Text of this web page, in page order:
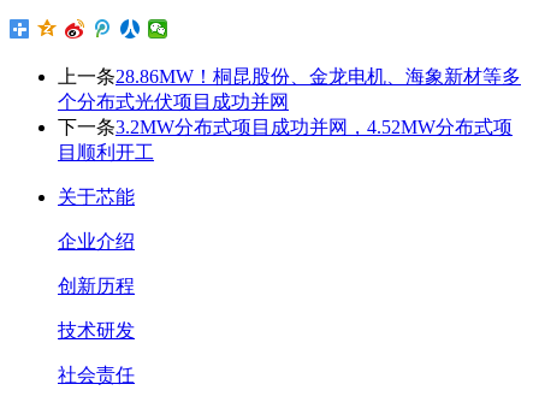
上一条28.86MW！桐昆股份、金龙电机、海象新材等多
个分布式光伏项目成功并网
下一条3.2MW分布式项目成功并网，4.52MW分布式项
目顺利开工
关于芯能
企业介绍
创新历程
技术研发
社会责任